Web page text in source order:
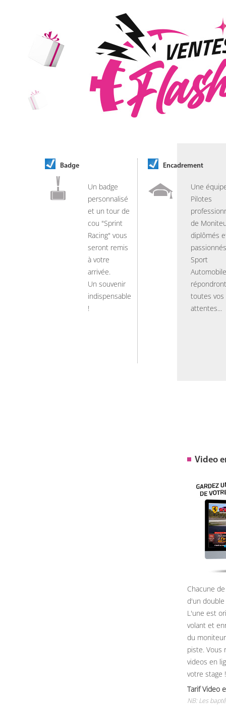
Badge
Un badge
personnalisé
et un tour de
cou "Sprint
Racing" vous
seront remis
à votre
arrivée.
Un souvenir
indispensable
!
Encadrement
Une
Pilotes
de
diplômés
Sport
Automobile
toutes vos
attentes...
Video
Chacune
d'un
L'une est
volant et
du
piste. Vous
videos en
votre stage !
Tarif Video
NB: Les